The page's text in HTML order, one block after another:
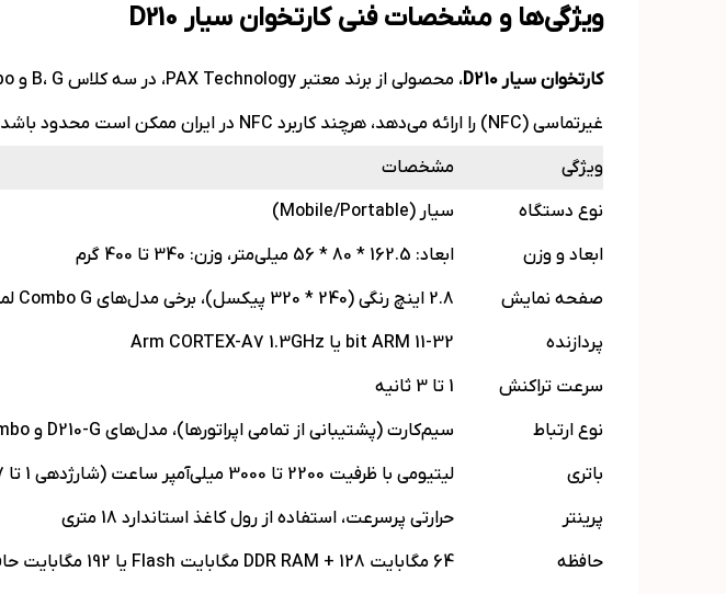
ویژگی‌ها و مشخصات فنی کارتخوان سیار D210
کارتخوان سیارD210
غیرتماسی (NFC) را ارائه می‌دهد، هرچند کاربرد NFC در ایران ممکن است محدود باشد.
ویژگی
مشخصات
نوع دستگاه
سیار (Mobile/Portable)
ابعاد و وزن
ابعاد: 162.5 * 80 * 56 میلی‌متر، وزن: 340 تا 400 گرم
صفحه نمایش
2.8 اینچ رنگی (240 * 320 پیکسل)، برخی مدل‌های Combo G لمسی
پردازنده
32-bit ARM 11 یا Arm CORTEX-A7 1.3GHz
سرعت تراکنش
1 تا 3 ثانیه
نوع ارتباط
سیم‌کارت (پشتیبانی از تمامی اپراتورها)، مدل‌های D210-G و Combo قابلیت WiFi، بلوتوث، 3G، 4G، CDMA و GPRS
باتری
لیتیومی با ظرفیت 2200 تا 3000 میلی‌آمپر ساعت (شارژدهی 1 تا 7 روز)
پرینتر
حرارتی پرسرعت، استفاده از رول کاغذ استاندارد 18 متری
حافظه
64 مگابایت DDR RAM + 128 مگابایت Flash یا 192 مگابایت حافظه